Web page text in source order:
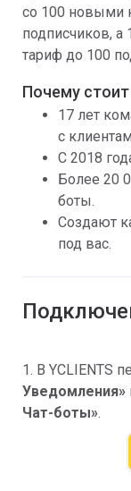
со 100 новыми
подписчиков, а
тариф до 100
Почему
17 лет
с
С 2018
Более 20
боты.
Создают
под вас.
1. В YCLIENTS
Уведомления»
Чат-боты».